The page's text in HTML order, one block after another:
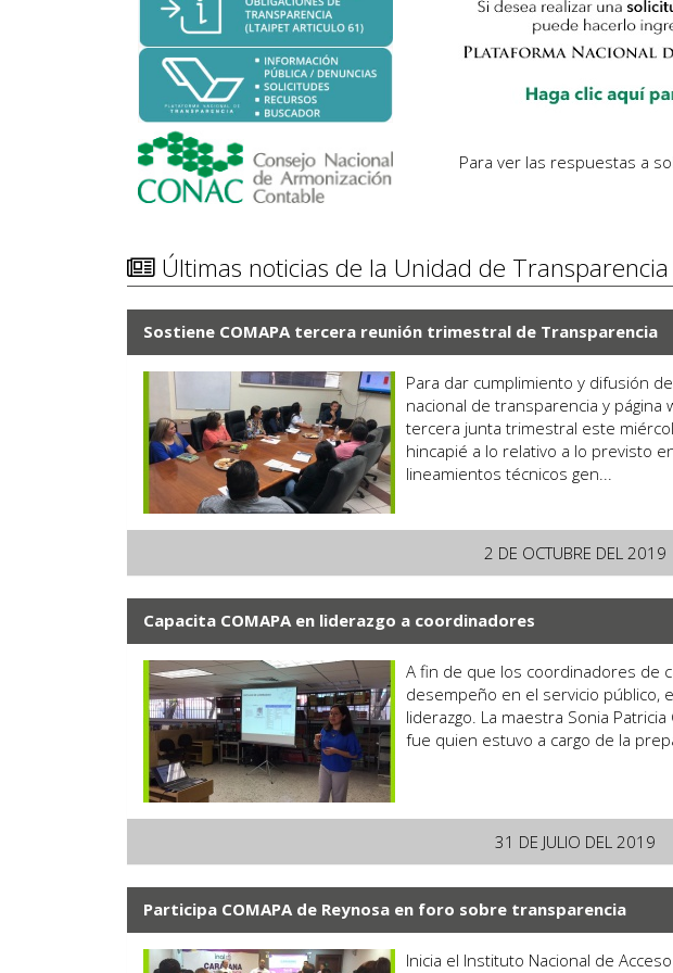
Para ver las respuestas a
Últimas noticias de la Unidad de
Sostiene COMAPA tercera reunión trimestral de Transparencia
Para dar cumplimiento y difusión
nacional de transparencia y página
tercera junta trimestral este
hincapié a lo relativo a lo previsto
lineamientos técnicos gen...
2 DE OCTUBRE DEL 2019
Capacita COMAPA en liderazgo a coordinadores
A fin de que los coordinadores de
desempeño en el servicio público,
liderazgo. La maestra Sonia
fue quien estuvo a cargo de la
31 DE JULIO DEL 2019
Participa COMAPA de Reynosa en foro sobre transparencia
Inicia el Instituto Nacional de